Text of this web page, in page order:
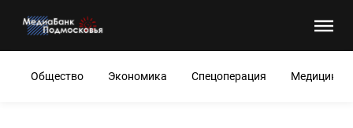
Общество Экономика Спецоперация Медицина